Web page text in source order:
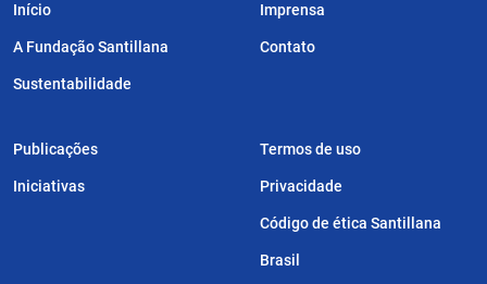
Início
A Fundação Santillana
Sustentabilidade
Publicações
Iniciativas
Imprensa
Contato
Termos de uso
Privacidade
Código de ética Santillana
Brasil